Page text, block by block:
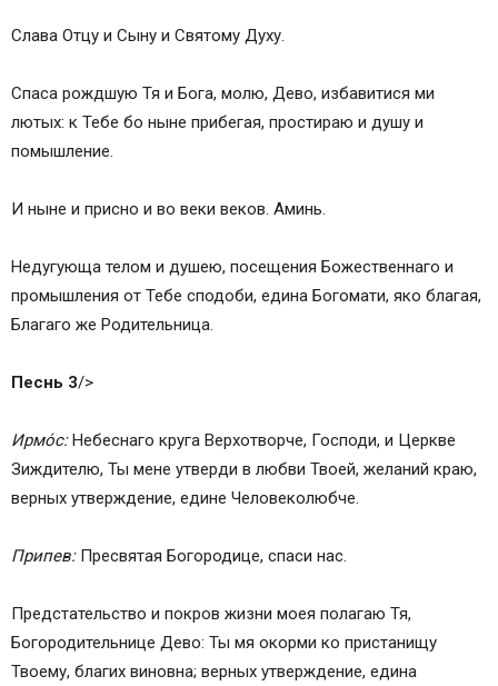
Слава Отцу и Сыну и Святому Духу.
Спaса рождшую Тя и Бога, молю, Дево, избaвитися ми
лютых: к Тебе бо ныне прибегaя, простирaю и душу и
помышление.
И ныне и присно и во веки веков. Аминь.
Недугующа телом и душею, посещения Божественнаго и
промышления от Тебе сподоби, едина Богомaти, яко благая,
Благaго же Родительница.
Песнь 3/>
Ирмо́с:Небеснаго круга Верхотворче, Господи, и Церкве
Зиждителю, Ты мене утверди в любви Твоей, желaний крaю,
верных утверждение, едине Человеколюбче.
Припев:Пресвятая Богородице, спаси нас.
Предстaтельство и покров жизни моея полагaю Тя,
Богородительнице Дево: Ты мя окорми ко пристaнищу
Твоему, благих виновна; верных утверждение, едина